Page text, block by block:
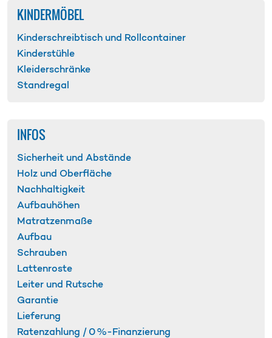
KINDERMÖBEL
Kinderschreib­tisch und Rollcontainer
Kinderstühle
Kleider­schränke
Standregal
INFOS
Sicherheit und Abstände
Holz und Oberfläche
Nachhaltigkeit
Aufbauhöhen
Matratzen­maße
Aufbau
Schrauben
Lattenroste
Leiter und Rutsche
Garantie
Lieferung
Ratenzahlung / 0 %-Finanzierung